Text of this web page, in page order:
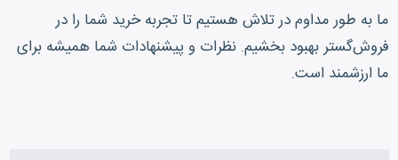
ما به طور مداوم در تلاش هستیم تا تجربه خرید شما را در
فروش‌گستر بهبود بخشیم. نظرات و پیشنهادات شما همیشه برای
ما ارزشمند است.